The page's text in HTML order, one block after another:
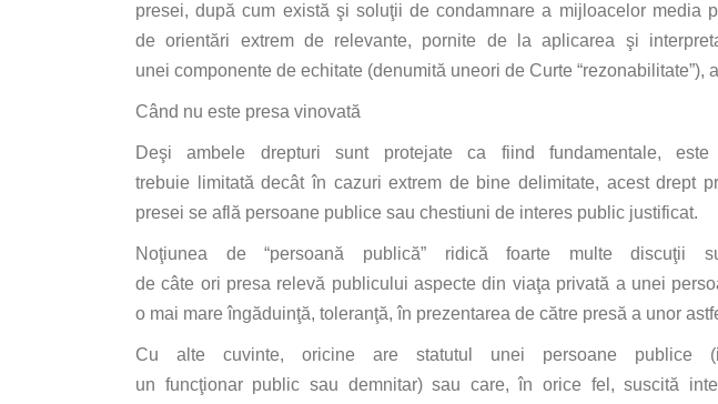
presei,după cum există şi soluţii de condamnare a mijloacelor media
deorientări extrem de relevante, pornite de laaplicarea şi
unei componente de echitate (denumită uneori de Curte “rezonabilitate”),
Când nu este presa vinovată
Deşi ambele drepturisuntprotejateca fiind fundamentale, este
trebuie
limitată decât în cazuri extrem de bine delimitate, acest drept
presei se află persoane publice sau chestiuni de interes public justificat.
Noţiunea de “persoană publică” ridică foarte multe discuţii
decâte ori presa relevă publicului aspectedin viaţa privată a unei
o mai mare îngăduinţă, toleranţă, în prezentarea de către presă a unor
Cu alte cuvinte, oricine are statutul unei persoane publice
un funcţionarpublic sau demnitar)sau care,în orice fel,suscită